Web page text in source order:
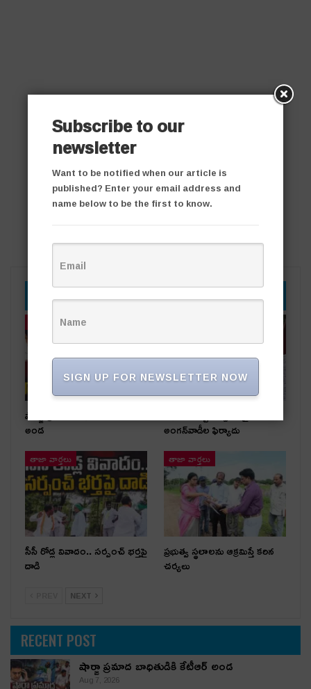
YOU MIGHT ALSO LIKE
తాజా వార్తలు
షార్జా ప్రమాద బాధితుడికి కేటీఆర్
అండ అంగ‌న్‌వాడీల ఫిర్యాదు
తాజా వార్తలు
సీసీ రోడ్ల వివాదం.. స‌ర్పంచ్ భ‌ర్త‌పై
దాడి
తాజా వార్తలు
ప్రభుత్వ స్థలాలను ఆక్రమిస్తే కఠిన
చర్యలు
NEXT
RECENT POST
షార్జా ప్రమాద బాధితుడికి కేటీఆర్ అండ
Aug 7, 2026
Subscribe to our
newsletter
Want to be notified when our article is
published? Enter your email address and
name below to be the first to know.
SIGN UP FOR NEWSLETTER NOW